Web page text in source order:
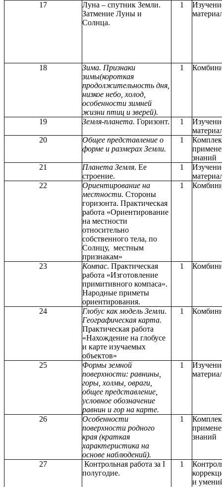
17
Луна – спутник Земли.
Затмение Луны и
Солнца.
1
18 Зима. Признаки
зимы(короткая
продолжительность дня,
низкое небо, холод,
особенности зимней
жизни птиц и зверей).
1
19 Земля-планета. Горизонт. 1
20
Общее представление о
форме и размерах Земли.
1
знаний
21
Планета Земля. Ее
строение.
1
22
Ориентирование на
местности. Стороны
горизонта. Практическая
работа «Ориентирование
на местности
относительно
собственного тела, по
Солнцу, местным
признакам»
1
23 Компас. Практическая
работа «Изготовление
примитивного компаса».
Народные приметы
ориентирования.
1
24
Глобус как модель Земли.
Географическая карта.
Практическая работа
«Нахождение на глобусе
и карте изучаемых
объектов»
1
25
Формы земной
поверхности: равнины,
горы, холмы, овраги,
общее представление,
условное обозначение
равнин и гор на карте.
1
26
Особенности
поверхности родного
края (краткая
характеристика на
основе наблюдений).
1
знаний
27
Контрольная работа за I
полугодие.
1
и